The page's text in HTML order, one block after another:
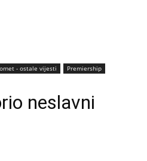
- ostale vijesti
Premiership
neslavni